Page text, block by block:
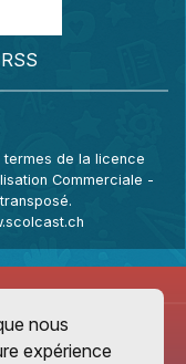
RSS
termes de la licence
Commerciale -
.
nous
expérience